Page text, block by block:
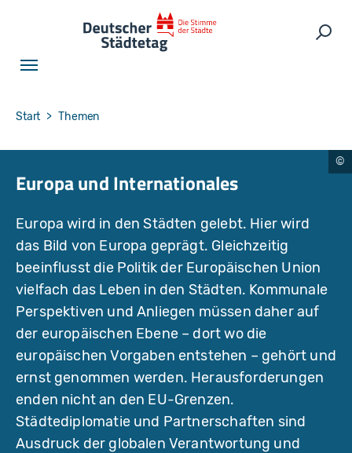
You are here:
Start Themen
Europa und Internationales
Europa wird in den Städten gelebt. Hier wird
das Bild von Europa geprägt. Gleichzeitig
beeinflusst die Politik der Europäischen Union
vielfach das Leben in den Städten. Kommunale
Perspektiven und Anliegen müssen daher auf
der europäischen Ebene – dort wo die
europäischen Vorgaben entstehen – gehört und
ernst genommen werden. Herausforderungen
enden nicht an den EU-Grenzen.
Städtediplomatie und Partnerschaften sind
Ausdruck der globalen Verantwortung und
E